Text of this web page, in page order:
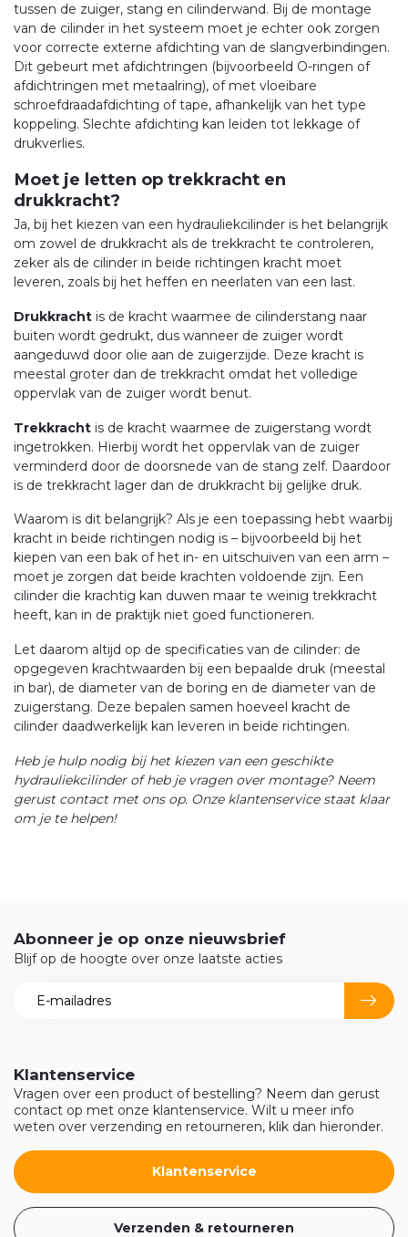
tussen de zuiger, stang en cilinderwand. Bij de montage
van de cilinder in het systeem moet je echter ook zorgen
voor correcte externe afdichting van de slangverbindingen.
Dit gebeurt met afdichtringen (bijvoorbeeld O-ringen of
afdichtringen met metaalring), of met vloeibare
schroefdraadafdichting of tape, afhankelijk van het type
koppeling. Slechte afdichting kan leiden tot lekkage of
drukverlies.
Moet je letten op trekkracht en
drukkracht?
Ja, bij het kiezen van een hydrauliekcilinder is het belangrijk
om zowel de drukkracht als de trekkracht te controleren,
zeker als de cilinder in beide richtingen kracht moet
leveren, zoals bij het heffen en neerlaten van een last.
Drukkracht is de kracht waarmee de cilinderstang naar
buiten wordt gedrukt, dus wanneer de zuiger wordt
aangeduwd door olie aan de zuigerzijde. Deze kracht is
meestal groter dan de trekkracht omdat het volledige
oppervlak van de zuiger wordt benut.
Trekkracht is de kracht waarmee de zuigerstang wordt
ingetrokken. Hierbij wordt het oppervlak van de zuiger
verminderd door de doorsnede van de stang zelf. Daardoor
is de trekkracht lager dan de drukkracht bij gelijke druk.
Waarom is dit belangrijk? Als je een toepassing hebt waarbij
kracht in beide richtingen nodig is – bijvoorbeeld bij het
kiepen van een bak of het in- en uitschuiven van een arm –
moet je zorgen dat beide krachten voldoende zijn. Een
cilinder die krachtig kan duwen maar te weinig trekkracht
heeft, kan in de praktijk niet goed functioneren.
Let daarom altijd op de specificaties van de cilinder: de
opgegeven krachtwaarden bij een bepaalde druk (meestal
in bar), de diameter van de boring en de diameter van de
zuigerstang. Deze bepalen samen hoeveel kracht de
cilinder daadwerkelijk kan leveren in beide richtingen.
Heb je hulp nodig bij het kiezen van een geschikte
hydrauliekcilinder of heb je vragen over montage? Neem
gerust contact met ons op. Onze klantenservice staat klaar
om je te helpen!
Klantenservice
Vragen over een product of bestelling? Neem dan gerust
contact op met onze klantenservice. Wilt u meer info
weten over verzending en retourneren, klik dan hieronder.
Klantenservice
Verzenden & retourneren
Abonneer je op onze nieuwsbrief
Blijf op de hoogte over onze laatste acties